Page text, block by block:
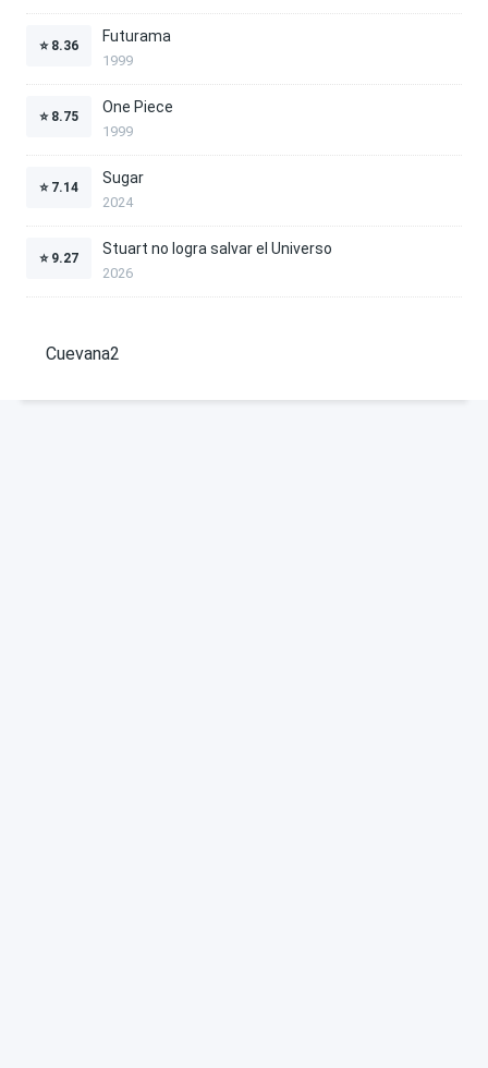
⭐ 8.36
Futurama
1999
⭐ 8.75
One Piece
1999
⭐ 7.14
Sugar
2024
⭐ 9.27
Stuart no logra salvar el Universo
2026
Cuevana2